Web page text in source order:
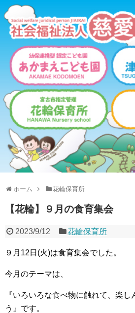
ホーム 花輪保育所
【花輪】９月の食育集会
2023/9/12 花輪保育所
９月12日(火)は食育集会でした。
今月のテーマは、
『いろいろな食べ物に触れて、楽し
う』です。